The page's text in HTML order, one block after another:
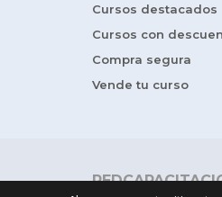
Cursos destacados
Cursos con
Compra segura
Vende tu curso